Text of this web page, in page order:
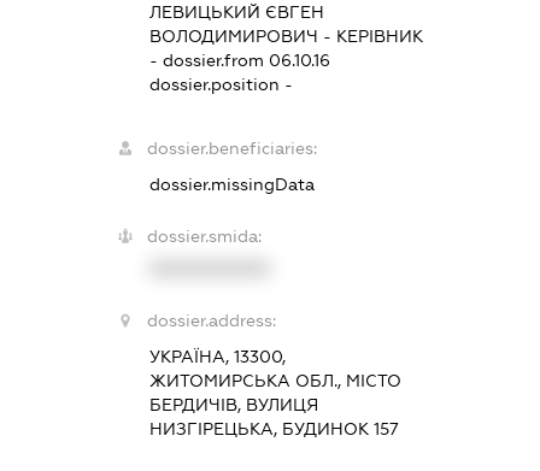
ЛЕВИЦЬКИЙ ЄВГЕН
ВОЛОДИМИРОВИЧ - КЕРІВНИК
- dossier.from 06.10.16
dossier.position -
dossier.beneficiaries:
dossier.missingData
dossier.smida:
dossier.address:
УКРАЇНА, 13300,
ЖИТОМИРСЬКА ОБЛ., МІСТО
БЕРДИЧІВ, ВУЛИЦЯ
НИЗГІРЕЦЬКА, БУДИНОК 157